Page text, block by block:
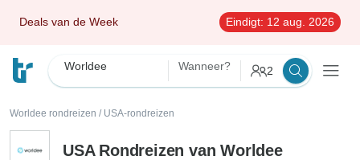
Deals van de Week Eindigt: 12 aug. 2026
Worldee Wanneer? 2
Worldee rondreizen / USA-rondreizen
USA Rondreizen van Worldee